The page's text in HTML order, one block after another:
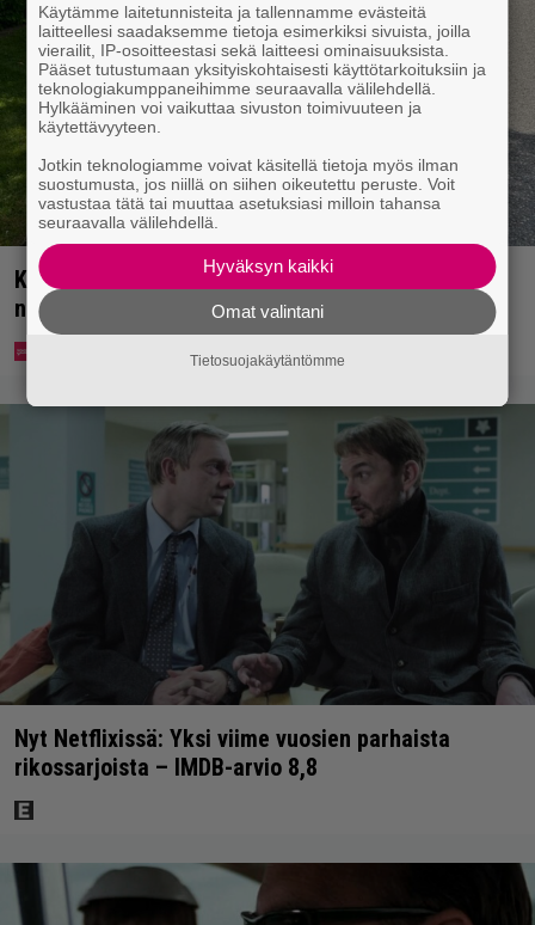
Koululaisille jaetaan ilmaisia heijastinreppuja –
näin voit lunastaa omasi S-marketista
Nyt Netflixissä: Yksi viime vuosien parhaista
rikossarjoista – IMDB-arvio 8,8
Käytämme laitetunnisteita ja tallennamme evästeitä
laitteellesi saadaksemme tietoja esimerkiksi sivuista, joilla
vierailit, IP-osoitteestasi sekä laitteesi ominaisuuksista.
Pääset tutustumaan yksityiskohtaisesti käyttötarkoituksiin ja
teknologiakumppaneihimme seuraavalla välilehdellä.
Hylkääminen voi vaikuttaa sivuston toimivuuteen ja
käytettävyyteen.
Jotkin teknologiamme voivat käsitellä tietoja myös ilman
suostumusta, jos niillä on siihen oikeutettu peruste. Voit
vastustaa tätä tai muuttaa asetuksiasi milloin tahansa
seuraavalla välilehdellä.
Hyväksyn kaikki
Omat valintani
Tietosuojakäytäntömme